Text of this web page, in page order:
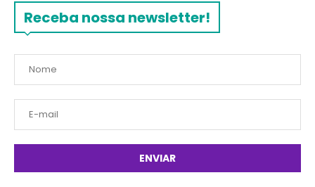
Receba nossa newsletter!